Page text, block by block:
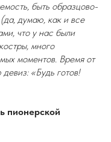
быть образцово-
думаю, как и все
что у нас были
много
моментов. Время от
«Будь готов!
пионерской